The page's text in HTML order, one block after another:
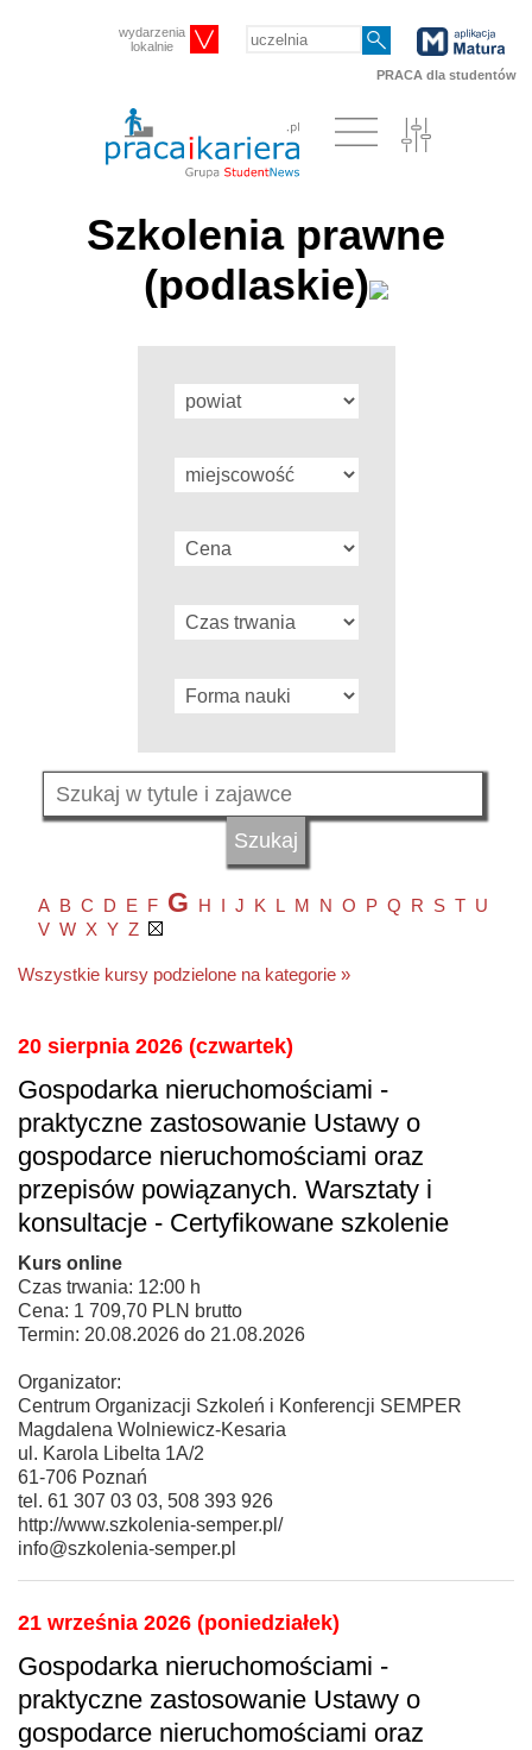
wydarzenia
lokalnie
PRACA dla studentów
Szkolenia prawne
(podlaskie)
A B C D E F G H I J K L M N O P Q R S T U
V W X Y Z
Wszystkie kursy podzielone na kategorie »
20 sierpnia 2026 (czwartek)
Gospodarka nieruchomościami -
praktyczne zastosowanie Ustawy o
gospodarce nieruchomościami oraz
przepisów powiązanych. Warsztaty i
konsultacje - Certyfikowane szkolenie
Kurs online
Czas trwania: 12:00 h
Cena: 1 709,70 PLN brutto
Termin: 20.08.2026 do 21.08.2026
Organizator:
Centrum Organizacji Szkoleń i Konferencji SEMPER
Magdalena Wolniewicz-Kesaria
ul. Karola Libelta 1A/2
61-706 Poznań
tel. 61 307 03 03, 508 393 926
http://www.szkolenia-semper.pl/
info@szkolenia-semper.pl
21 września 2026 (poniedziałek)
Gospodarka nieruchomościami -
praktyczne zastosowanie Ustawy o
gospodarce nieruchomościami oraz